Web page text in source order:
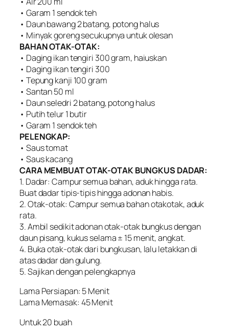
• Garam 1 sendok teh
• Daun bawang 2 batang, potong halus
• Minyak goreng secukupnya untuk olesan
BAHAN OTAK-OTAK:
• Daging ikan tengiri 300 gram, haiuskan
• Daging ikan tengiri 300
• Tepung kanji 100 gram
• Santan 50 ml
• Daun seledri 2 batang, potong halus
• Putih telur 1 butir
• Garam 1 sendok teh
PELENGKAP:
• Saus tomat
• Saus kacang
CARA MEMBUAT OTAK-OTAK BUNGKUS DADAR:
1. Dadar: Campur semua bahan, aduk hingga rata.
Buat dadar tipis-tipis hingga adonan habis.
2. Otak-otak: Campur semua bahan otakotak, aduk
rata.
3. Ambil sedikit adonan otak-otak bungkus dengan
daun pisang, kukus selama ± 15 menit, angkat.
4. Buka otak-otak dari bungkusan, lalu letakkan di
atas dadar dan gulung.
5. Sajikan dengan pelengkapnya
Lama Persiapan: 5 Menit
Lama Memasak: 45 Menit
Untuk 20 buah